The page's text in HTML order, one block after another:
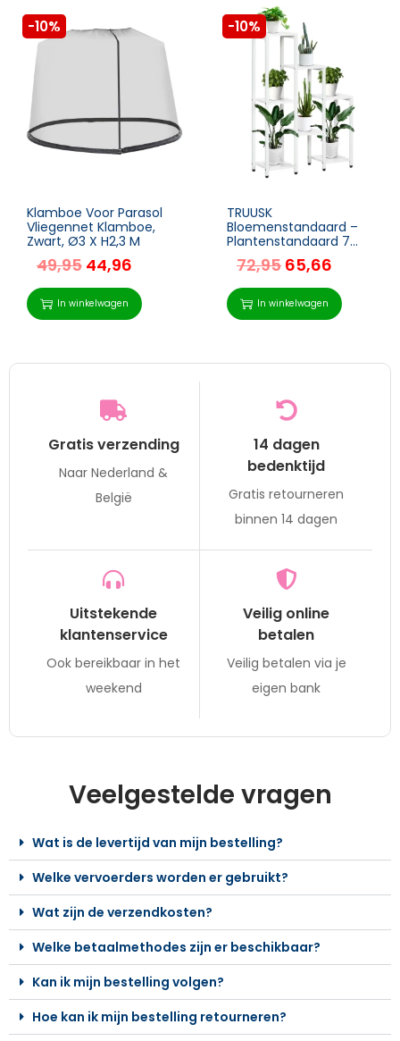
-10%
Klamboe Voor Parasol
Vliegennet Klamboe,
Zwart, Ø3 X H2,3 M
49,95 44,96
In winkelwagen
-10%
TRUUSK
Bloemenstandaard –
Plantenstandaard 7
Niveaus – Binnen en
Buiten – Staal – Wit –
65 x 23 x 94,5 cm
72,95 65,66
In winkelwagen
Gratis verzending
Naar Nederland &
België
14 dagen
bedenktijd
Gratis retourneren
binnen 14 dagen
Uitstekende
klantenservice
Ook bereikbaar in het
weekend
Veilig online
betalen
Veilig betalen via je
eigen bank
Veelgestelde vragen
Wat is de levertijd van mijn bestelling?
Welke vervoerders worden er gebruikt?
Wat zijn de verzendkosten?
Welke betaalmethodes zijn er beschikbaar?
Kan ik mijn bestelling volgen?
Hoe kan ik mijn bestelling retourneren?